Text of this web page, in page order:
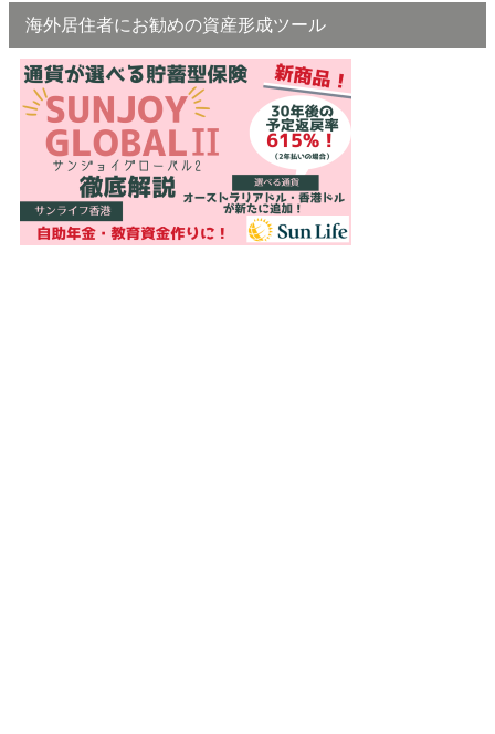
海外居住者にお勧めの資産形成ツール